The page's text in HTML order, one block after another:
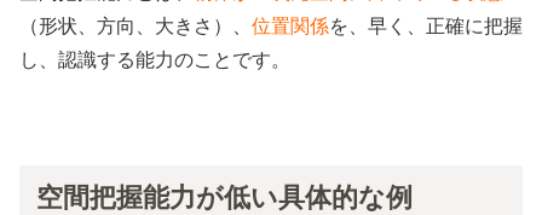
（形状、方向、大きさ）、 位置関係を、早く、正確に把握
し、認識する能力のことです。
空間把握能力が低い具体的な例